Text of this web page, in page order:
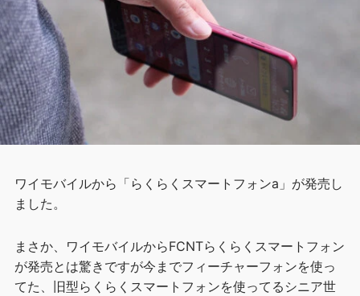
ワイモバイルから「らくらくスマートフォンa」が発売し
ました。
まさか、ワイモバイルからFCNTらくらくスマートフォン
が発売とは驚きですが今までフィーチャーフォンを使っ
てた、旧型らくらくスマートフォンを使ってるシニア世